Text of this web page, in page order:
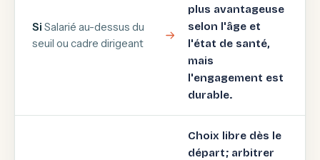
Si Salarié au-dessus du
seuil ou cadre dirigeant
plus avantageuse
selon l'âge et
l'état de santé,
mais
l'engagement est
durable.
Choix libre dès le
départ; arbitrer